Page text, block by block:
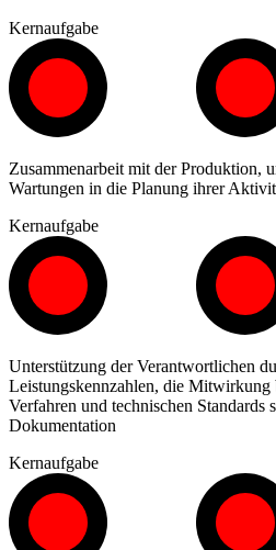
Kernaufgabe
Zusammenarbeit mit der Produktion,
Wartungen in die Planung ihrer
Kernaufgabe
Unterstützung der Verantwortlichen
Leistungskennzahlen, die Mitwirkung
Verfahren und technischen Standards
Dokumentation
Kernaufgabe